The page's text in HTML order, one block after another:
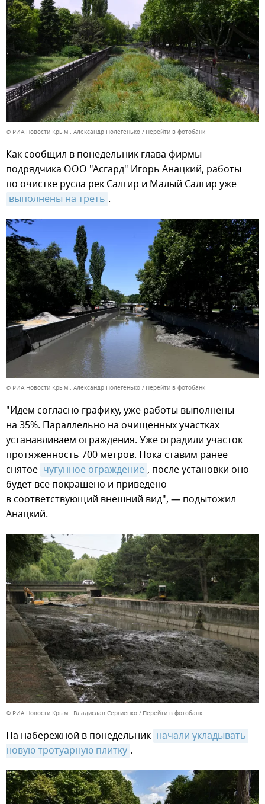
© РИА Новости Крым . Александр Полегенько Перейти в фотобанк
Как сообщил в понедельник глава фирмы-
подрядчика ООО "Асгард" Игорь Анацкий, работы
по очистке русла рек Салгир и Малый Салгир уже
выполнены на треть .
© РИА Новости Крым . Александр Полегенько Перейти в фотобанк
"Идем согласно графику, уже работы выполнены
на 35%. Параллельно на очищенных участках
устанавливаем ограждения. Уже оградили участок
протяженность 700 метров. Пока ставим ранее
снятое чугунное ограждение , после установки оно
будет все покрашено и приведено
в соответствующий внешний вид", — подытожил
Анацкий.
© РИА Новости Крым . Владислав Сергиенко Перейти в фотобанк
На набережной в понедельник начали укладывать
новую тротуарную плитку .